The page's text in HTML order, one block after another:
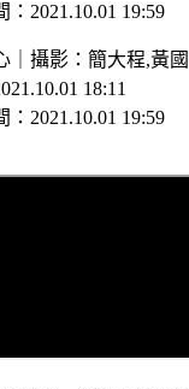
2021.10.01 19:59
攝影 ： 簡大程,黃
18:11
： 2021.10.01 19:59